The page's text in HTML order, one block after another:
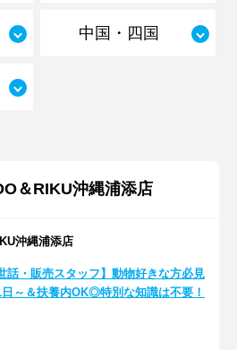
中国・四国
＆RIKU沖縄浦添店
沖縄浦添店
話・販売スタッフ】動物好きな方必見
～＆扶養内OK◎特別な知識は不要！